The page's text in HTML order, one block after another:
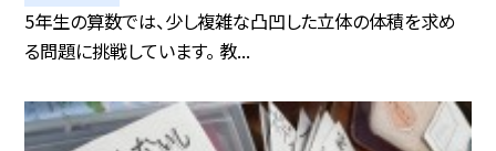
5年生の算数では、少し複雑な凸凹した立体の体積を求め
る問題に挑戦しています。 教...